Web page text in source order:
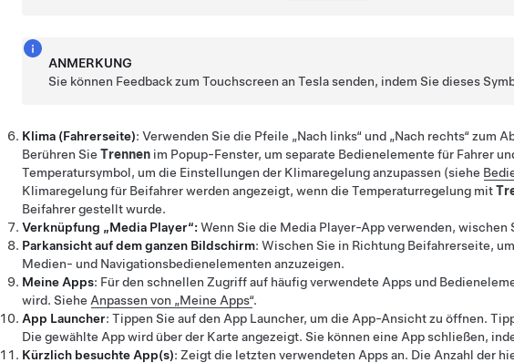
ANMERKUNG
Sie können Feedback zum Touchscreen an Tesla senden, indem Sie dieses
Klima (Fahrerseite): Verwenden Sie die Pfeile „Nach links“ und „Nach rechts“ zum
Berühren Sie Trennen im Popup-Fenster, um separate Bedienelemente für Fahrer
Temperatursymbol, um die Einstellungen der Klimaregelung anzupassen (siehe
Klimaregelung für Beifahrer werden angezeigt, wenn die Temperaturregelung mit
Beifahrer gestellt wurde.
Verknüpfung „Media Player“: Wenn Sie die Media Player-App verwenden,
Parkansicht auf dem ganzen Bildschirm: Wischen Sie in Richtung Beifahrerseite,
Medien- und Navigationsbedienelementen anzuzeigen.
Meine Apps: Für den schnellen Zugriff auf häufig verwendete Apps und
wird. Siehe Anpassen von „Meine Apps“.
App Launcher: Tippen Sie auf den App Launcher, um die App-Ansicht zu öffnen.
Die gewählte App wird über der Karte angezeigt. Sie können eine App schließen,
Kürzlich besuchte App(s): Zeigt die letzten verwendeten Apps an. Die Anzahl der